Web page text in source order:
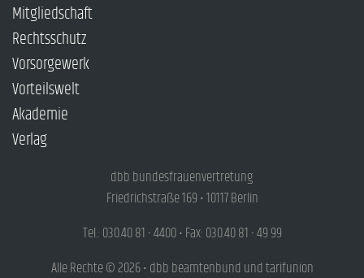
Mitgliedschaft
Rechtsschutz
Vorsorgewerk
Vorteilswelt
Akademie
Verlag
dbb bundesfrauenvertretung
Friedrichstraße 169 • 10117 Berlin
Tel.: 030.40 81 - 4400 • Fax: 030.40 81 - 49 99
Alle Rechte © 2026 • dbb beamtenbund und tarifunion